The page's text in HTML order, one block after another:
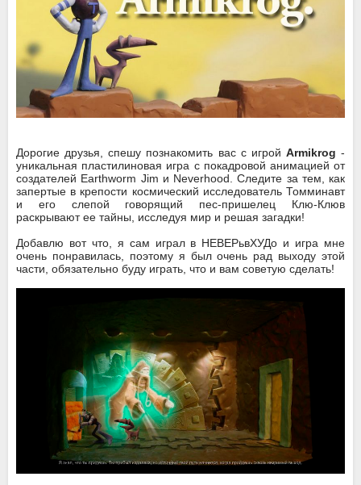
Дорогие друзья, спешу познакомить вас с игрой Armikrog -
уникальная пластилиновая игра с покадровой анимацией от
создателей Earthworm Jim и Neverhood. Следите за тем, как
запертые в крепости космический исследователь Томминавт
и его слепой говорящий пес-пришелец Клю-Клюв
раскрывают ее тайны, исследуя мир и решая загадки!
Добавлю вот что, я сам играл в НЕВЕРьвХУДо и игра мне
очень понравилась, поэтому я был очень рад выходу этой
части, обязательно буду играть, что и вам советую сделать!